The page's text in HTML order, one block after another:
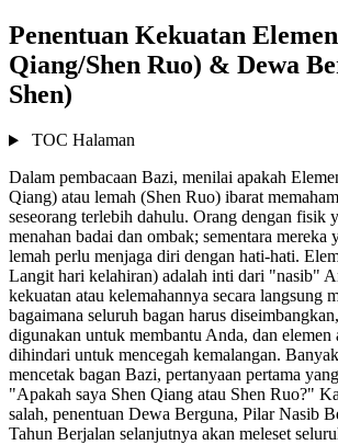
Penentuan Kekuatan
Qiang/Shen Ruo) & Dewa
Shen)
TOC Halaman
Dalam pembacaan Bazi, menilai apakah
Qiang) atau lemah (Shen Ruo) ibarat
seseorang terlebih dahulu. Orang dengan fisik
menahan badai dan ombak; sementara
lemah perlu menjaga diri dengan hati-hati.
Langit hari kelahiran) adalah inti dari "nasib"
kekuatan atau kelemahannya secara langsung
bagaimana seluruh bagan harus
digunakan untuk membantu Anda, dan elemen
dihindari untuk mencegah kemalangan.
mencetak bagan Bazi, pertanyaan pertama
"Apakah saya Shen Qiang atau Shen Ruo?"
salah, penentuan Dewa Berguna, Pilar Nasib
Tahun Berjalan selanjutnya akan meleset